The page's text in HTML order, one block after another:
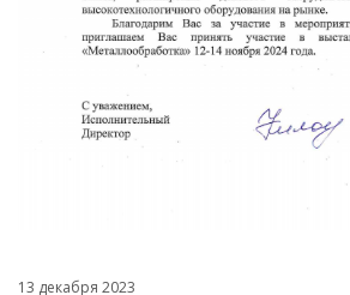
13 декабря 2023